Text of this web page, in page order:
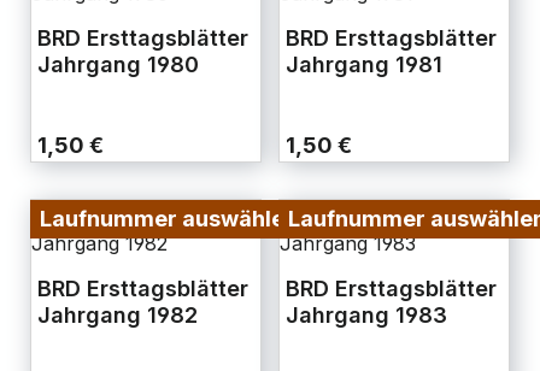
BRD Ersttagsblätter
Jahrgang 1980
1,50 €
BRD Ersttagsblätter
Jahrgang 1981
1,50 €
Laufnummer auswählen
BRD Ersttagsblätter
Jahrgang 1982
Laufnummer
BRD Ersttagsblätter
Jahrgang 1983